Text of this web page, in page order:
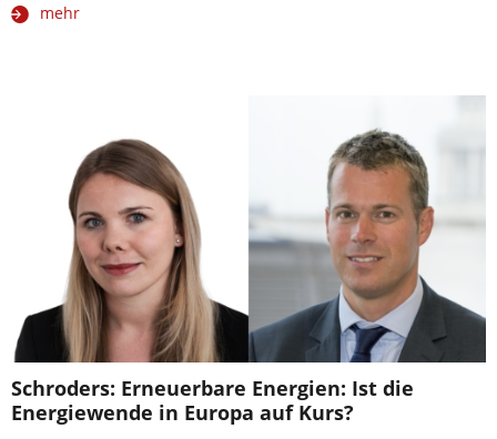
mehr
Schroders: Erneuerbare Energien: Ist die
Energiewende in Europa auf Kurs?